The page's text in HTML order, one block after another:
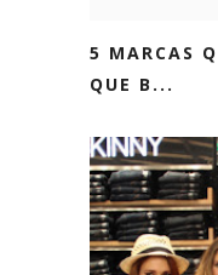
5 MARCAS
QUE B...